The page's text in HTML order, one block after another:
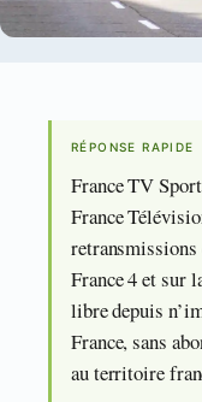
RÉPONSE RAPIDE
France TV
France
retransmissions
France 4 et sur
libre depuis
France, sans
au territoire